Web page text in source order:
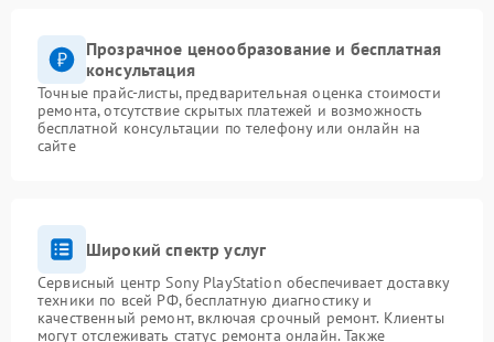
Прозрачное ценообразование и бесплатная
консультация
Точные прайс-листы, предварительная оценка стоимости
ремонта, отсутствие скрытых платежей и возможность
бесплатной консультации по телефону или онлайн на
сайте
Широкий спектр услуг
Сервисный центр Sony PlayStation обеспечивает доставку
техники по всей РФ, бесплатную диагностику и
качественный ремонт, включая срочный ремонт. Клиенты
могут отслеживать статус ремонта онлайн. Также